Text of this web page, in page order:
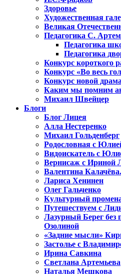
Здоровье
Художественная
Великая
Педагогика С.
Педагогика
Педагогика
Конкурс короткого
Конкурс «Во весь
Конкурс новой
Каким мы помним
Михаил Швейцер
Блоги
Блог Лицея
Алла Нестеренко
Михаил Гольденберг
Родословная с
Видоискатель с
Вернисаж с Ириной
Валентина
Лариса Хенинен
Олег Гальченко
Культурный
Путешествуем с
Лазурный Берег без
Озолиной
«Задние мысли»
Застолье с
Ирина Савкина
Светлана Артемьева
Наталья Мешкова